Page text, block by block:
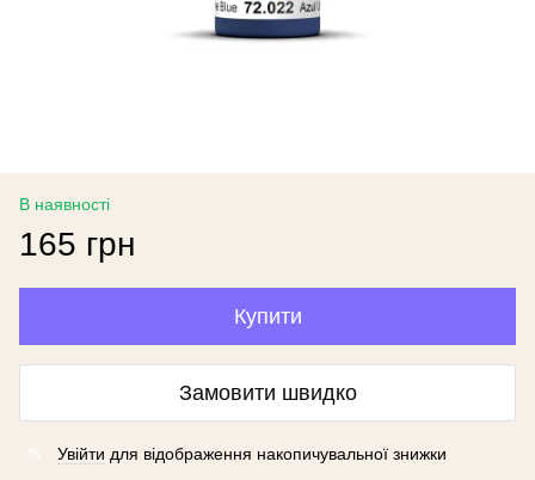
В наявності
165 грн
Купити
Замовити швидко
% Увійти для відображення накопичувальної знижки